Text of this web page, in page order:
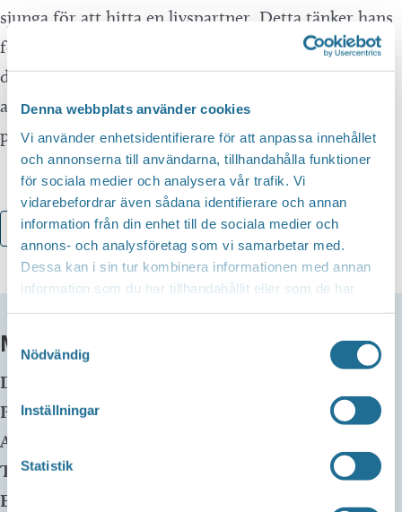
Denna webbplats använder cookies
Vi använder enhetsidentifierare för att anpassa innehållet
och annonserna till användarna, tillhandahålla funktioner
för sociala medier och analysera vår trafik. Vi
vidarebefordrar även sådana identifierare och annan
information från din enhet till de sociala medier och
annons- och analysföretag som vi samarbetar med.
Dessa kan i sin tur kombinera informationen med annan
information som du har tillhandahållit eller som de har
Samtyckesval
Nödvändig
Inställningar
Statistik
sjunga för att hitta en livspartner. Detta tänker hans
föräldrar kan bli ett stort problem för Mummel när
det blir dags att hitta sin kärlek. Men han kan något
annat…han kan dansa! Anmäl dig på biblioteket eller
på 0141-22 51 00. Speltid: 108 minuter.
Lägg till i kalender
MER INFO
Datum:
Plats:Motala huvudbibliotek
Adress:
Telefon:
E-mail: